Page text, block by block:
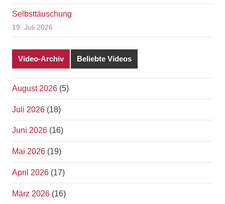
Selbsttäuschung
19. Juli 2026
Video-Archiv Beliebte Videos
August 2026 (5)
Juli 2026 (18)
Juni 2026 (16)
Mai 2026 (19)
April 2026 (17)
März 2026 (16)